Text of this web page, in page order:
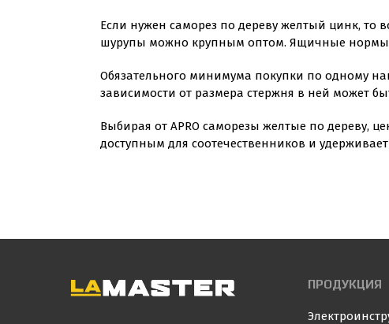
Если нужен саморез по дереву желтый цинк, то
шурупы можно крупным оптом. Ящичные нормы –
Обязательного минимума покупки по одному
зависимости от размера стержня в ней может
Выбирая от APRO саморезы желтые по дереву,
доступным для соотечественников и
ПРОДУКЦИЯ